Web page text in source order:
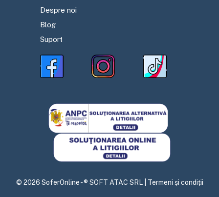
Despre noi
Blog
Suport
© 2026 SoferOnline - ® SOFT ATAC SRL | Termeni și condiții